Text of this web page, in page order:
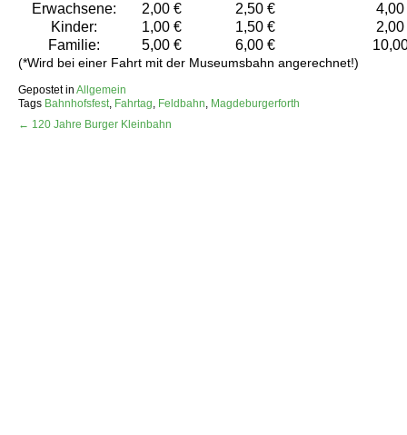
Erwachsene:
2,00 € 2,50 €
4,00
Kinder:
1,00 € 1,50 €
2,00
Familie:
5,00 € 6,00 €
(*Wird bei einer Fahrt mit der Museumsbahn angerechnet!)
Gepostet in Allgemein
Tags Bahnhofsfest, Fahrtag, Feldbahn, Magdeburgerforth
← 120 Jahre Burger Kleinbahn